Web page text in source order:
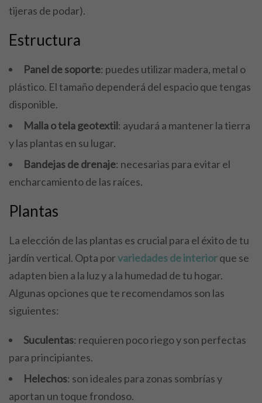
tijeras de podar).
Estructura
Panel de soporte: puedes utilizar madera, metal o
plástico. El tamaño dependerá del espacio que tengas
disponible.
Malla o tela geotextil: ayudará a mantener la tierra
y las plantas en su lugar.
Bandejas de drenaje: necesarias para evitar el
encharcamiento de las raíces.
Plantas
La elección de las plantas es crucial para el éxito de tu
jardín vertical. Opta porvariedades de interiorque se
adapten bien a la luz y a la humedad de tu hogar.
Algunas opciones que te recomendamos son las
siguientes:
Suculentas: requieren poco riego y son perfectas
para principiantes.
Helechos: son ideales para zonas sombrías y
aportan un toque frondoso.